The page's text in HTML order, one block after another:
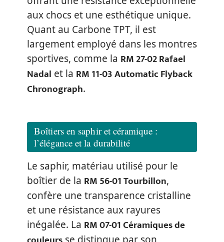
aux chocs et une esthétique unique.
Quant au Carbone TPT, il est
largement employé dans les montres
sportives, comme la RM 27-02 Rafael
Nadal et la RM 11-03 Automatic Flyback
Chronograph.
Boîtiers en saphir et céramique :
l’élégance et la durabilité
Le saphir, matériau utilisé pour le
boîtier de la RM 56-01 Tourbillon,
confère une transparence cristalline
et une résistance aux rayures
inégalée. La RM 07-01 Céramiques de
se distingue par son